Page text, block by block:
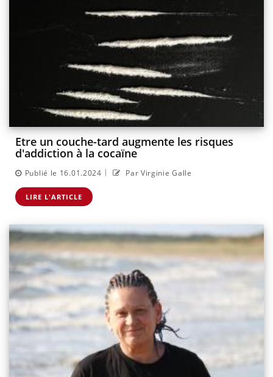
Etre un couche-tard augmente les risques
d'addiction à la cocaïne
Publié le 16.01.2024 | Par Virginie Galle
LIRE L'ARTICLE